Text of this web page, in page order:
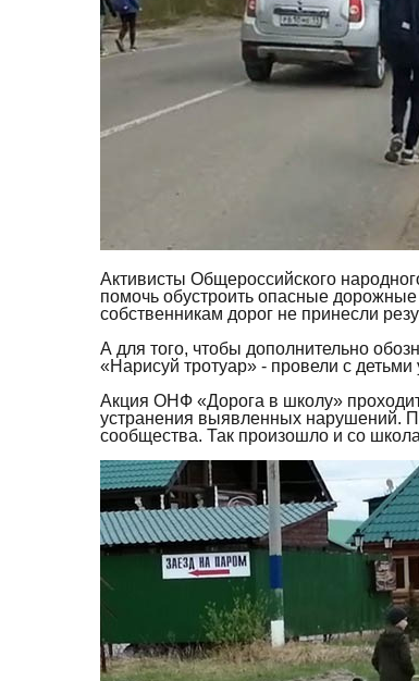
Активисты Общероссийского
помочь обустроить опасные
собственникам дорог не принесли
А для того, чтобы дополнительно
«Нарисуй тротуар» - провели с
Акция ОНФ «Дорога в школу»
устранения выявленных нарушений.
сообщества. Так произошло и со